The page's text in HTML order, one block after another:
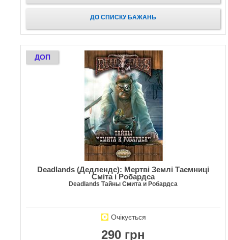
ДО СПИСКУ БАЖАНЬ
ДОП
Deadlands (Дедлендс): Мертві Землі Таємниці
Сміта і Робардса
Deadlands Тайны Смита и Робардса
Очікується
290 грн